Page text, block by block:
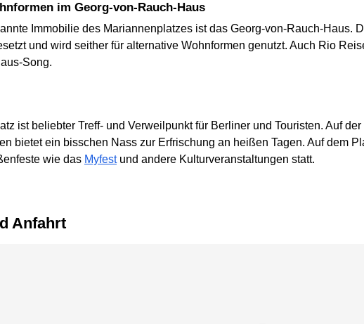
im Georg-von-Rauch-Haus
Immobilie des Mariannenplatzes ist das Georg-von-Rauch-Haus.
und wird seither für alternative Wohnformen genutzt. Auch Rio
Song.
ist beliebter Treff- und Verweilpunkt für Berliner und Touristen. Auf
bietet ein bisschen Nass zur Erfrischung an heißen Tagen. Auf dem
wie das Myfestund andere Kulturveranstaltungen statt.
Anfahrt